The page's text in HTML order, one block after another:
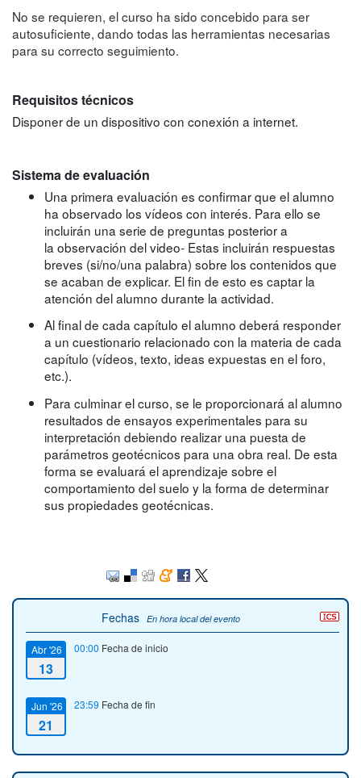
No se requieren, el curso ha sido concebido para ser
autosuficiente, dando todas las herramientas necesarias
para su correcto seguimiento.
Requisitos técnicos
Disponer de un dispositivo con conexión a internet.
Sistema de evaluación
Una primera evaluación es confirmar que el alumno
ha observado los vídeos con interés. Para ello se
incluirán una serie de preguntas posterior a
la observación del video- Estas incluirán respuestas
breves (si/no/una palabra) sobre los contenidos que
se acaban de explicar. El fin de esto es captar la
atención del alumno durante la actividad.
Al final de cada capítulo el alumno deberá responder
a un cuestionario relacionado con la materia de cada
capítulo (vídeos, texto, ideas expuestas en el foro,
etc.).
Para culminar el curso, se le proporcionará al alumno
resultados de ensayos experimentales para su
interpretación debiendo realizar una puesta de
parámetros geotécnicos para una obra real. De esta
forma se evaluará el aprendizaje sobre el
comportamiento del suelo y la forma de determinar
sus propiedades geotécnicas.
Fechas En hora local del evento
Abr '26
13
00:00 Fecha de inicio
Jun '26
21
23:59 Fecha de fin